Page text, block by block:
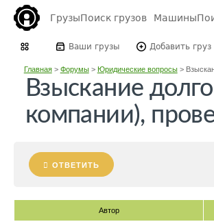
ГрузыПоиск грузов Машины
Ваши грузы Добавить груз
Главная> Форумы> Юридические вопросы>
Взыскание
компании),
ОТВЕТИТЬ
Автор